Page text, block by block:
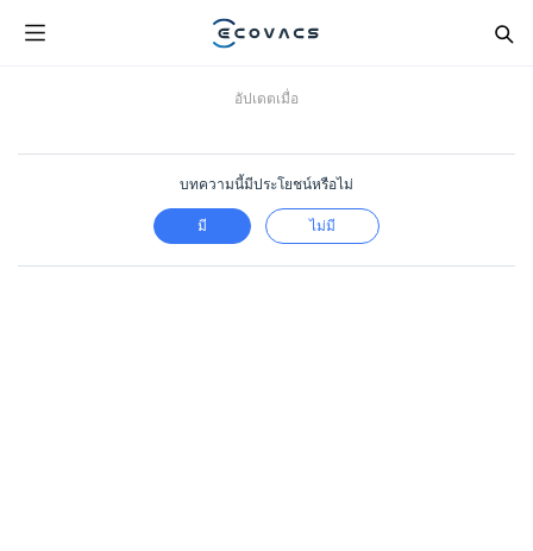
อัปเดตเมื่อ
บทความนี้มีประโยชน์หรือไม่
มี ไม่มี